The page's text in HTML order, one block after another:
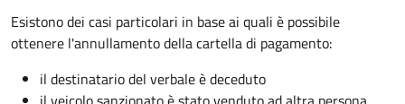
Esistono dei casi particolari in base ai quali è possibile
ottenere l'annullamento della cartella di pagamento:
il destinatario del verbale è deceduto